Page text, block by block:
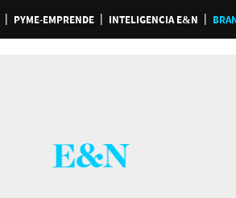
PYME-EMPRENDE INTELIGENCIA E&N